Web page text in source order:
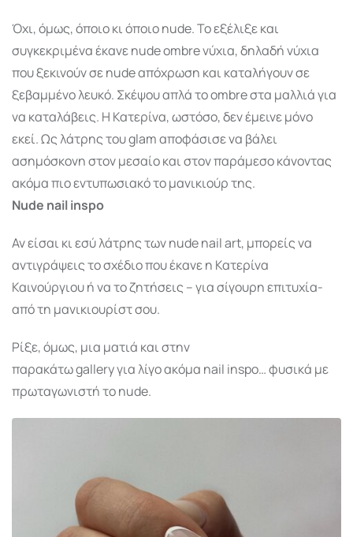
Όχι, όμως, όποιο κι όποιο nude. Το εξέλιξε και
συγκεκριμένα έκανε nude ombre νύχια, δηλαδή νύχια
που ξεκινούν σε nude απόχρωση και καταλήγουν σε
ξεβαμμένο λευκό. Σκέψου απλά το ombre στα μαλλιά για
να καταλάβεις. Η Κατερίνα, ωστόσο, δεν έμεινε μόνο
εκεί. Ως λάτρης του glam αποφάσισε να βάλει
ασημόσκονη στον μεσαίο και στον παράμεσο κάνοντας
ακόμα πιο εντυπωσιακό το μανικιούρ της.
Nude nail inspo
Αν είσαι κι εσύ λάτρης των nude nail art, μπορείς να
αντιγράψεις το σχέδιο που έκανε η Κατερίνα
Καινούργιου ή να το ζητήσεις – για σίγουρη επιτυχία-
από τη μανικιουρίστ σου.
Ρίξε, όμως, μια ματιά και στην
παρακάτω gallery για λίγο ακόμα nail inspo… φυσικά με
πρωταγωνιστή το nude.